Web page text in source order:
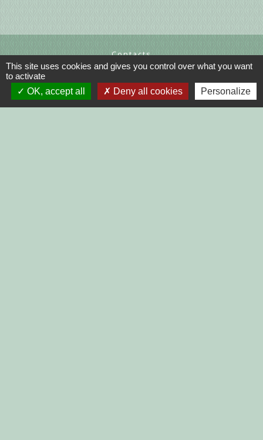
Contacts
Commune de Trélivan
1 rue des Clairettes
22100 Trélivan - FRANCE
+33 2 96 39 16 31
This site uses cookies and gives you control over what you want
to activate
OK, accept all
Deny all cookies Personalize